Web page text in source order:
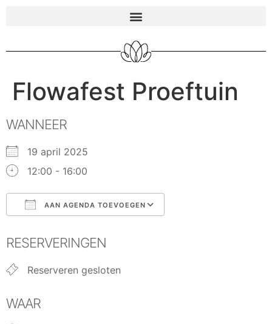
Flowafest Proeftuin
WANNEER
19 april 2025
12:00 - 16:00
AAN AGENDA TOEVOEGEN
RESERVERINGEN
Reserveren gesloten
WAAR